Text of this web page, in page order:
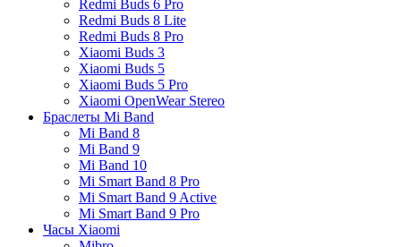
Redmi Buds 6 Pro
Redmi Buds 8 Lite
Redmi Buds 8 Pro
Xiaomi Buds 3
Xiaomi Buds 5
Xiaomi Buds 5 Pro
Xiaomi OpenWear Stereo
Браслеты Mi Band
Mi Band 8
Mi Band 9
Mi Band 10
Mi Smart Band 8 Pro
Mi Smart Band 9 Active
Mi Smart Band 9 Pro
Часы Xiaomi